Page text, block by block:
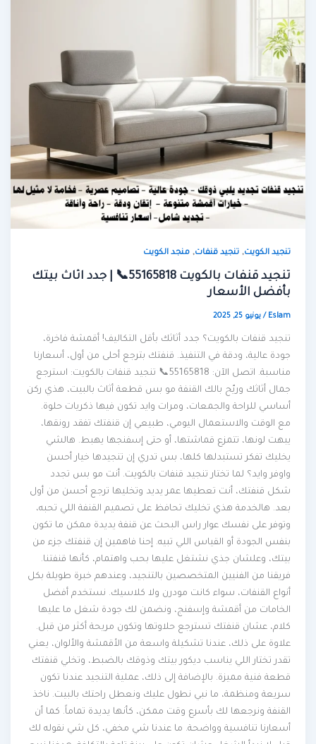
تنجيد الكويت,تنجيد قنفات,منجد الكويت
تنجيد قنفات بالكويت 55165818📞 | جدد اثاث بيتك
بأفضل الأسعار
Eslam
/يونيو 25, 2025
تنجيد قنفات بالكويت؟ جدد أثاثك بأقل التكاليف! أقمشة فاخرة،
جودة عالية، ودقة في التنفيذ. قنفتك بترجع أحلى من أول، أسعارنا
مناسبة. اتصل الآن: 55165818📞 تنجيد قنفات بالكويت: استرجع
جمال أثاثك وريّح بالك القنفة مو بس قطعة أثاث بالبيت، هذي ركن
أساسي للراحة والجمعات، ومرات وايد تكون فيها ذكريات حلوة.
مع الوقت والاستعمال اليومي، طبيعي إن قنفتك تفقد رونقها،
يبهت لونها، تتمزع قماشتها، أو حتى إسفنجها يهبط. هالشي
يخليك تفكر تستبدلها كلها، بس تدري إن تنجيدها خيار أحسن
واوفر وايد؟ لما تختار تنجيد قنفات بالكويت. أنت مو بس تجدد
شكل قنفتك، أنت تعطيها عمر يديد وتخليها ترجع أحسن من أول
بعد. هالخدمة هذي تخليك تحافظ على تصميم القنفة اللي تحبه،
وتوفر على نفسك عوار راس البحث عن قنفة يديدة ممكن ما تكون
بنفس الجودة أو القياس اللي تبيه. إحنا فاهمين إن قنفتك جزء من
بيتك، وعلشان جذي نشتغل عليها بحب واهتمام، كأنها قنفتنا.
فريقنا من الفنيين المتخصصين بالتنجيد، وعندهم خبرة طويلة بكل
أنواع القنفات، سواء كانت مودرن ولا كلاسيك. نستخدم أفضل
الخامات من أقمشة وإسفنج، ونضمن لك جودة شغل ما عليها
كلام، عشان قنفتك تسترجع حلاوتها وتكون مريحة أكثر من قبل.
علاوة على ذلك، عندنا تشكيلة واسعة من الأقمشة والألوان، يعني
تقدر تختار اللي يناسب ديكور بيتك وذوقك بالضبط، وتخلي قنفتك
قطعة فنية مميزة. بالإضافة إلى ذلك، عملية التنجيد عندنا تكون
سريعة ومنظمة، ما نبي نطول عليك ونعطل راحتك بالبيت. ناخذ
القنفة ونرجعها لك بأسرع وقت ممكن، كأنها يديدة تماماً. كما أن
أسعارنا تنافسية وواضحة. ما عندنا شي مخفي، كل شي نقوله لك